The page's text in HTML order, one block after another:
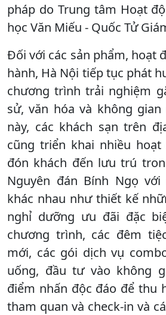
pháp do Trung tâm Hoạt
học Văn Miếu - Quốc Tử
Đối với các sản phẩm, hoạt
hành, Hà Nội tiếp tục phát
chương trình trải nghiệm
sử, văn hóa và không
này, các khách sạn trên
cũng triển khai nhiều
đón khách đến lưu trú
Nguyên đán Bính Ngọ
khác nhau như thiết kế
nghỉ dưỡng ưu đãi đặc
chương trình, các đêm
mới, các gói dịch vụ
uống, đầu tư vào không
điểm nhấn độc đáo để thu
tham quan và check-in và